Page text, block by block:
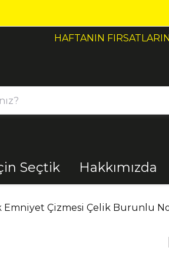
HAFTANIN
Bahçe
Seçtik Hakkımızda
Emniyet Çizmesi Çelik Burunlu